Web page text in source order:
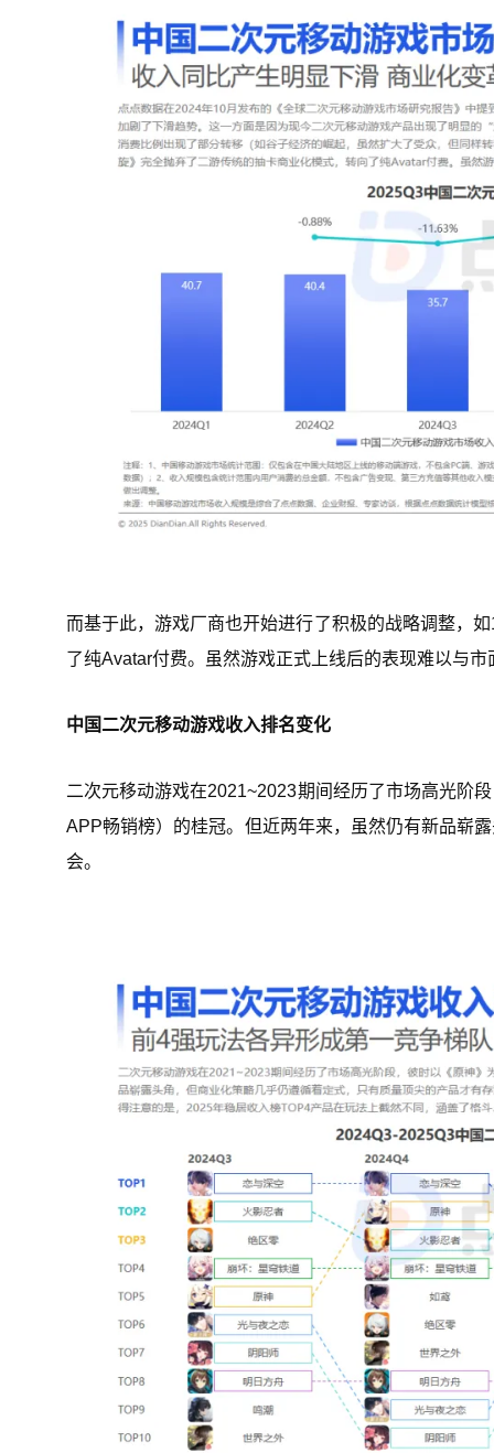
而基于此，游戏厂商也开始进行了积极的战略调整，
了纯Avatar付费。虽然游戏正式上线后的表现难以与
中国二次元移动游戏收入排名变化
二次元移动游戏在2021~2023期间经历了市场高光阶
APP畅销榜）的桂冠。但近两年来，虽然仍有新品崭
会。